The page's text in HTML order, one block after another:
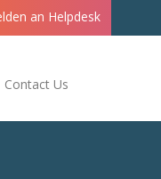
an Helpdesk
Contact Us